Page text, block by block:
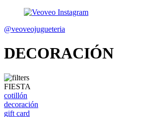
@veoveojugueteria
DECORACIÓN
FIESTA
cotillón
decoración
gift card